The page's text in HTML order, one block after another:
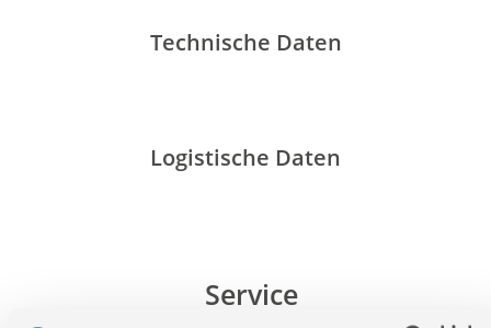
Technische Daten
Logistische Daten
Service